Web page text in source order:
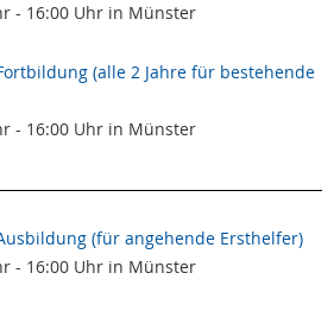
- 16:00 Uhr in Münster
(alle 2 Jahre für bestehende
- 16:00 Uhr in Münster
(für angehende Ersthelfer)
- 16:00 Uhr in Münster